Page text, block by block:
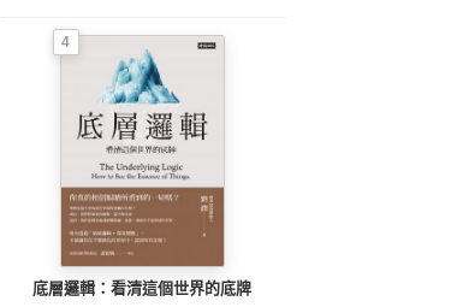
4
底層邏輯：看清這個世界的底牌